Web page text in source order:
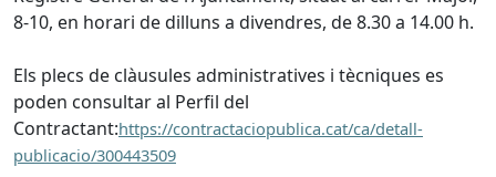
8-10, en horari de dilluns a divendres, de 8.30 a 14.00 h.
Els plecs de clàusules administratives i tècniques es
poden consultar al Perfil del
Contractant:https://contractaciopublica.cat/ca/detall-
publicacio/300443509